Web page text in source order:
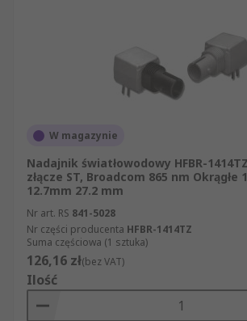
W magazynie
Nadajnik światłowodowy HFBR-
złącze ST, Broadcom 865 nm Okrągłe
12.7mm 27.2 mm
Nr art. RS 841-5028
Nr części producenta HFBR-1414TZ
Suma częściowa (1 sztuka)
126,16 zł(bez VAT)
Ilość